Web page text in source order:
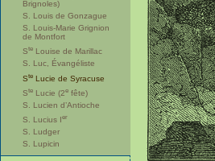
Brignoles)
S. Louis de Gonzague
S. Louis-Marie Grignion
de Montfort
Ste Louise de Marillac
S. Luc, Évangéliste
Ste Lucie de Syracuse
Ste Lucie (2e fête)
S. Lucien d’Antioche
S. Lucius Ier
S. Ludger
S. Lupicin